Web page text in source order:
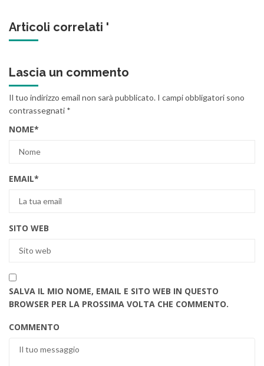
Articoli correlati '
Lascia un commento
Il tuo indirizzo email non sarà pubblicato. I campi obbligatori sono
contrassegnati *
NOME*
EMAIL*
SITO WEB
SALVA IL MIO NOME, EMAIL E SITO WEB IN QUESTO
BROWSER PER LA PROSSIMA VOLTA CHE COMMENTO.
COMMENTO